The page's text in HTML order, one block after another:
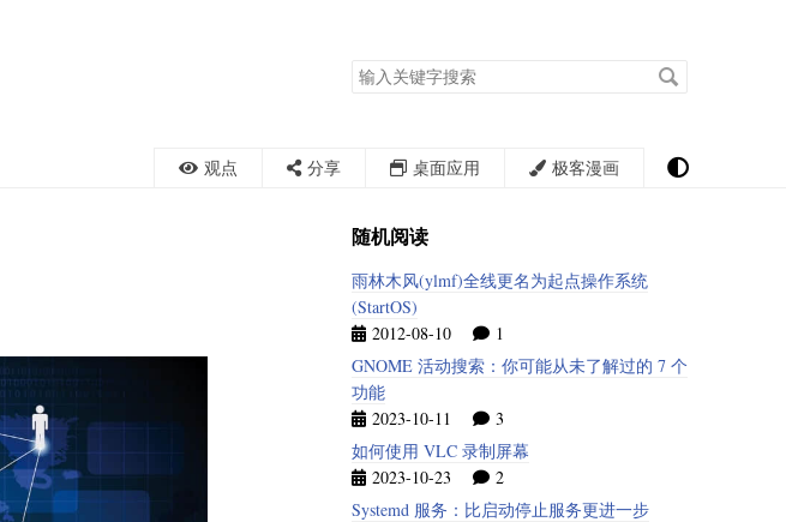
搜
索
观点 分享 桌面应用 极客漫画
随机阅读
雨林木风(ylmf)全线更名为起点操作系统
(StartOS)
2012-08-10
1
GNOME 活动搜索：你可能从未了解过的 7 个
功能
2023-10-11
3
如何使用 VLC 录制屏幕
2023-10-23
2
Systemd 服务：比启动停止服务更进一步